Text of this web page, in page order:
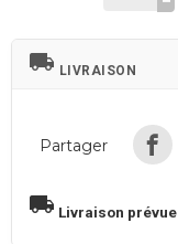
local_shipping LIVRAISON
Partager
local_shipping Livraison